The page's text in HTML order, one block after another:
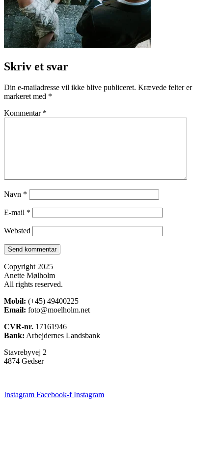
Skriv et svar
Din e-mailadresse vil ikke blive publiceret. Krævede felter er
markeret med *
Kommentar *
Navn *
E-mail *
Websted
Copyright 2025
Anette Mølholm
All rights reserved.
Mobil: (+45) 49400225
Email: foto@moelholm.net
CVR-nr. 17161946
Bank: Arbejdernes Landsbank
Stavrebyvej 2
4874 Gedser
Instagram Facebook-f Instagram